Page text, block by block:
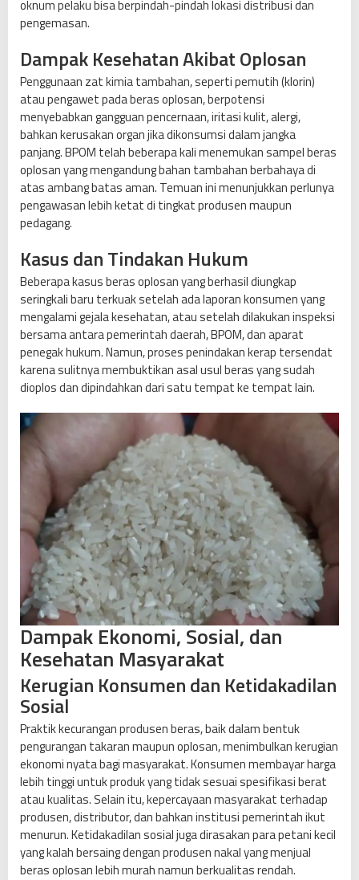
oknum pelaku bisa berpindah-pindah lokasi distribusi dan
pengemasan.
Dampak Kesehatan Akibat Oplosan
Penggunaan zat kimia tambahan, seperti pemutih (klorin)
atau pengawet pada beras oplosan, berpotensi
menyebabkan gangguan pencernaan, iritasi kulit, alergi,
bahkan kerusakan organ jika dikonsumsi dalam jangka
panjang. BPOM telah beberapa kali menemukan sampel beras
oplosan yang mengandung bahan tambahan berbahaya di
atas ambang batas aman. Temuan ini menunjukkan perlunya
pengawasan lebih ketat di tingkat produsen maupun
pedagang.
Kasus dan Tindakan Hukum
Beberapa kasus beras oplosan yang berhasil diungkap
seringkali baru terkuak setelah ada laporan konsumen yang
mengalami gejala kesehatan, atau setelah dilakukan inspeksi
bersama antara pemerintah daerah, BPOM, dan aparat
penegak hukum. Namun, proses penindakan kerap tersendat
karena sulitnya membuktikan asal usul beras yang sudah
dioplos dan dipindahkan dari satu tempat ke tempat lain.
Dampak Ekonomi, Sosial, dan
Kesehatan Masyarakat
Kerugian Konsumen dan Ketidakadilan
Sosial
Praktik kecurangan produsen beras, baik dalam bentuk
pengurangan takaran maupun oplosan, menimbulkan kerugian
ekonomi nyata bagi masyarakat. Konsumen membayar harga
lebih tinggi untuk produk yang tidak sesuai spesifikasi berat
atau kualitas. Selain itu, kepercayaan masyarakat terhadap
produsen, distributor, dan bahkan institusi pemerintah ikut
menurun. Ketidakadilan sosial juga dirasakan para petani kecil
yang kalah bersaing dengan produsen nakal yang menjual
beras oplosan lebih murah namun berkualitas rendah.